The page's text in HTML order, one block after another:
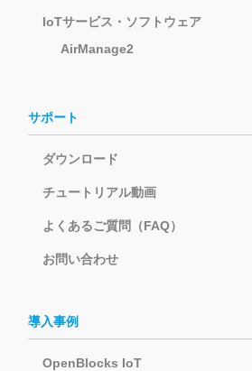
IoTサービス・ソフトウェア
AirManage2
サポート
ダウンロード
チュートリアル動画
よくあるご質問（FAQ）
お問い合わせ
導入事例
OpenBlocks IoT